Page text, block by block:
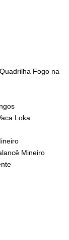
Fogo na
Loka
Mineiro